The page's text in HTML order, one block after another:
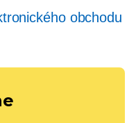
obchodu